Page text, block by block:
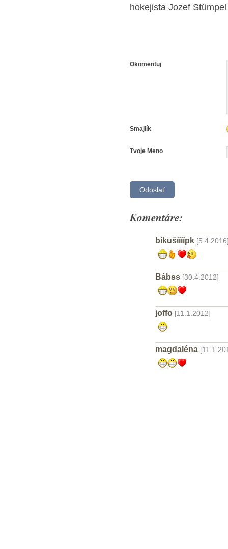
hokejista Jozef Stümpel
Okomentuj
Smajlík
Tvoje Meno
Komentáre:
bikušíííípk
Bábss [30.4.2012]
joffo [11.1.2012]
magdaléna